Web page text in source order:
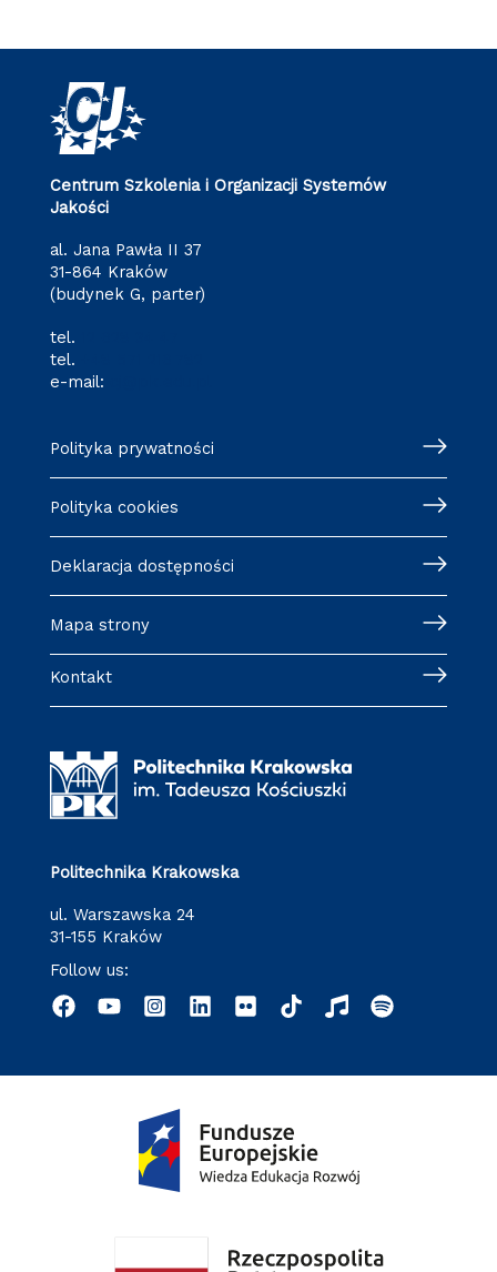
Centrum Szkolenia i Organizacji Systemów
Jakości
al. Jana Pawła II 37
31-864 Kraków
(budynek G, parter)
tel.
tel.
e-mail:
Polityka prywatności
Polityka cookies
Deklaracja dostępności
Mapa strony
Kontakt
Politechnika Krakowska
ul. Warszawska 24
31-155 Kraków
Follow us: